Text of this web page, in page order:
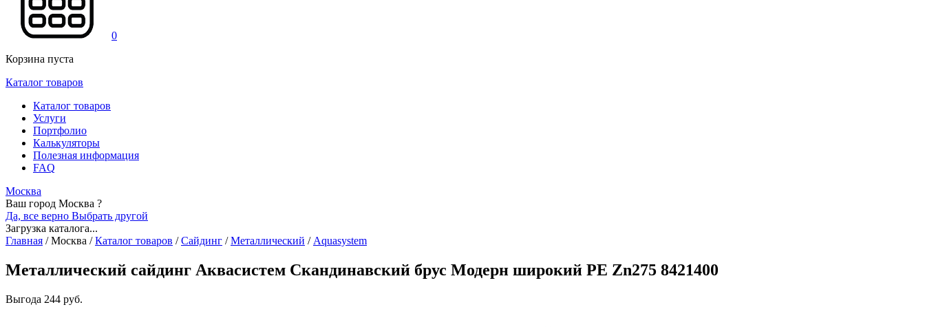
0
Корзина пуста
Каталог товаров
Каталог товаров
Услуги
Портфолио
Калькуляторы
Полезная информация
FAQ
Москва
Ваш город Москва ?
Да, все верно Выбрать другой
Загрузка каталога...
Главная /Москва / Каталог товаров / Сайдинг / Металлический / Aquasystem
Металлический сайдинг Аквасистем Скандинавский брус Модерн широкий PE Zn275 8421400
Выгода 244 руб.